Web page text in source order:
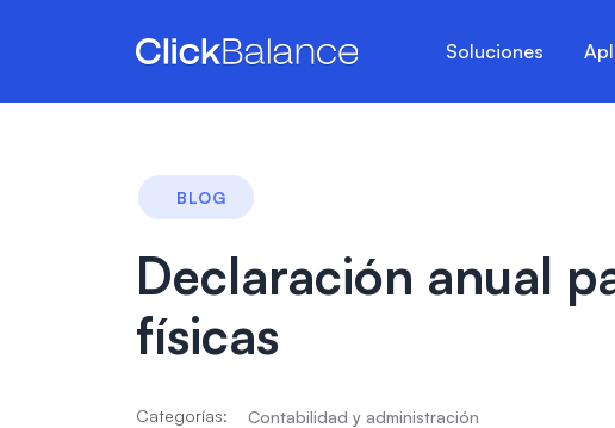
Soluciones
BLOG
Declaración anual
físicas
Categorías: Contabilidad y administración